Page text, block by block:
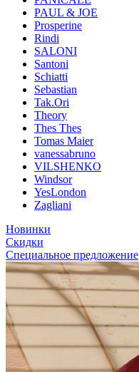
PAUL & JOE
Prosperine
Rindi
SALONI
Santoni
Schiatti
Sebastian
Tak.Ori
Theory
Thes Thes
Tomas Maier
vanessabruno
VILSHENKO
Windsor
YesLondon
Zagliani
Новинки
Скидки
Специальное предложение